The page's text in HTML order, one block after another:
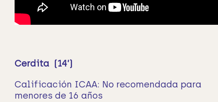
Cerdita (14’)
Calificación ICAA: No recomendada para
menores de 16 años